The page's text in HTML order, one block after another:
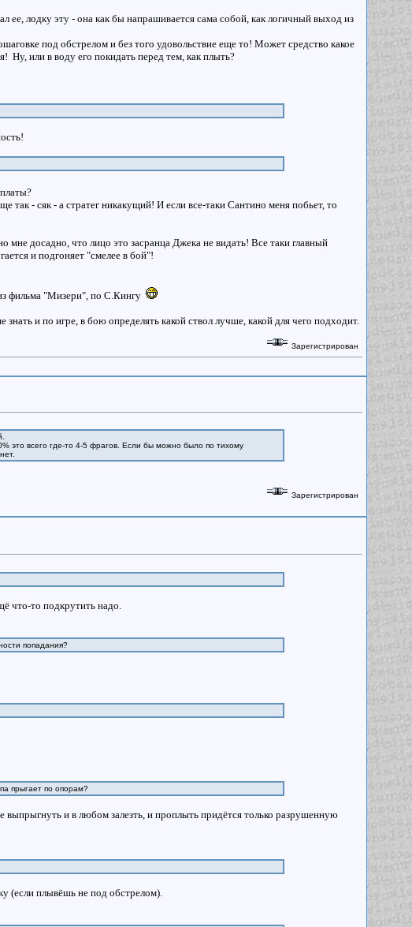
ее, лодку эту - она как бы напрашивается сама собой, как логичный выход из
под обстрелом и без того удовольствие еще то! Может средство какое
Ну, или в воду его покидать перед тем, как плыть?
- сяк - а стратег никакущий! И если все-таки Сантино меня побьет, то
досадно, что лицо это засранца Джека не видать! Все таки главный
и подгоняет "смелее в бой"!
фильма "Мизери", по С.Кингу
и по игре, в бою определять какой ствол лучше, какой для чего подходит.
Зарегистрирован
это всего где-то 4-5 фрагов. Если бы можно было по тихому
Зарегистрирован
что-то подкрутить надо.
попадания?
прыгает по опорам?
и в любом залезть, и проплыть придётся только разрушенную
(если плывёшь не под обстрелом).